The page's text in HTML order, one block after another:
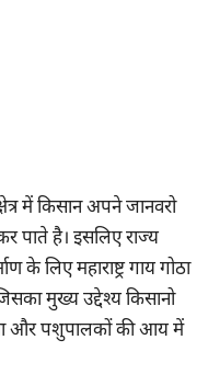
में किसान अपने जानवरो
पाते है। इसलिए राज्य
के लिए महाराष्ट्र गाय गोठा
मुख्य उद्देश्य किसानो
और पशुपालकों की आय में